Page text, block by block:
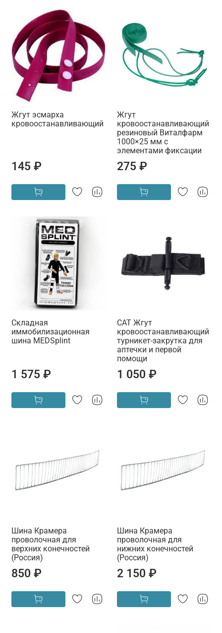
Жгут эсмарха
кровоостанавливающий
145 ₽
Жгут
кровоостанавливающий
резиновый Виталфарм
1000×25 мм с
элементами фиксации
275 ₽
Складная
иммобилизационная
шина MEDSplint
1 575 ₽
CAT Жгут
кровоостанавливающий
турникет-закрутка для
аптечки и первой
помощи
1 050 ₽
Шина Крамера
проволочная для
верхних конечностей
(Россия)
850 ₽
Шина Крамера
проволочная для
нижних конечностей
(Россия)
2 150 ₽